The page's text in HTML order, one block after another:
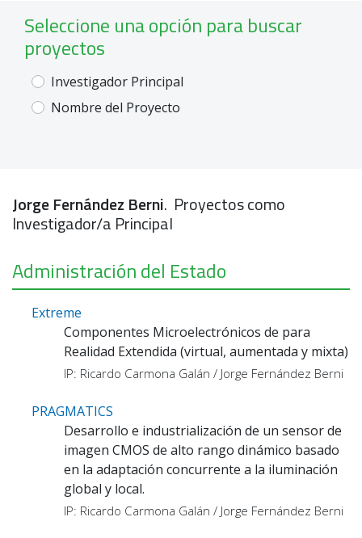
Seleccione una opción para buscar
proyectos
Investigador Principal
Nombre del Proyecto
Jorge Fernández Berni. Proyectos como
Investigador/a Principal
Administración del Estado
Extreme
Componentes Microelectrónicos de para
Realidad Extendida (virtual, aumentada y mixta)
IP: Ricardo Carmona Galán / Jorge Fernández Berni
PRAGMATICS
Desarrollo e industrialización de un sensor de
imagen CMOS de alto rango dinámico basado
en la adaptación concurrente a la iluminación
global y local.
IP: Ricardo Carmona Galán / Jorge Fernández Berni